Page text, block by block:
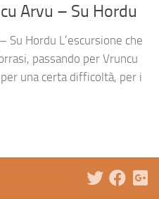
Arvu – Su Hordu
Su Hordu L’escursione che
passando per Vruncu
una certa difficoltà, per i